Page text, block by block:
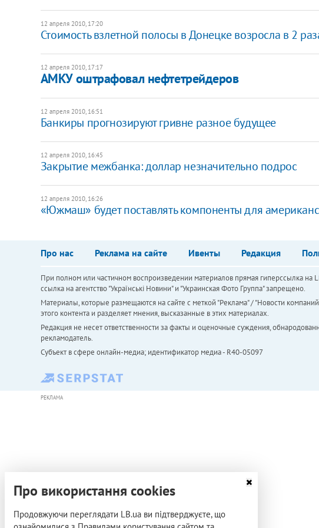
12 апреля 2010, 17:20
Стоимость взлетной полосы в Донецке возросла в 2
12 апреля 2010, 17:17
АМКУ оштрафовал нефтетрейдеров
12 апреля 2010, 16:51
Банкиры прогнозируют гривне разное будущее
12 апреля 2010, 16:45
Закрытие межбанка: доллар незначительно подрос
12 апреля 2010, 16:26
«Южмаш» будет поставлять компоненты для
Про нас Реклама на сайте Ивенты Редакция
При полном или частичном воспроизведении материалов прямая гиперссылка на
ссылка на агентство "Українськi Новини" и "Украинская Фото Группа" запрещено.
Материалы, которые размещаются на сайте с меткой "Реклама" / "Новости
этого контента и разделяет мнения, высказанные в этих материалах.
Редакция не несет ответственности за факты и оценочные суждения,
рекламодатель.
Субъект в сфере онлайн-медиа; идентификатор медиа - R40-05097
РЕКЛАМА
Про використання cookies
Продовжуючи переглядати LB.ua ви підтверджуєте, що